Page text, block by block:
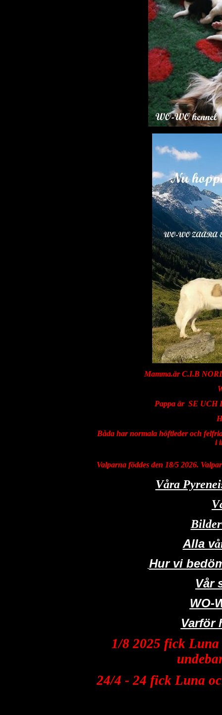
Mamma.är C.I.B
Pappa är SE UCH
Båda har normala höftleder och
i
Valparna föddes den 18/5 2026.
Våra
Alla v
Hur vi
Vår
WO-
Varför
1/8 2025 fick Luna
24/4 - 24 fick Luna